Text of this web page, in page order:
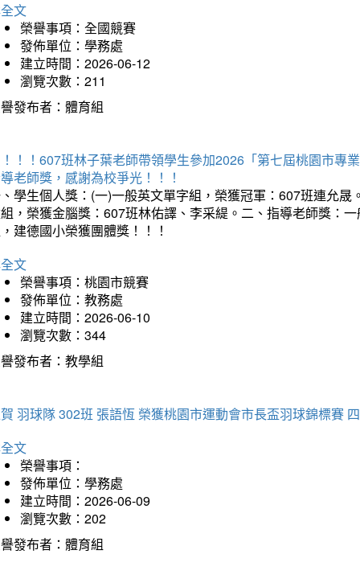
文
榮譽事項：全國競賽
發佈單位：學務處
建立時間：2026-06-12
瀏覽次數：211
發布者：體育組
！！607班林子葉老師帶領學生參加2026「第七屆桃園市專
老師獎，感謝為校爭光！！！
學生個人獎：(一)一般英文單字組，榮獲冠軍：607班連允
，榮獲金腦獎：607班林佑譯、李采緹。二、指導老師獎：
建德國小榮獲團體獎！！！
文
榮譽事項：桃園市競賽
發佈單位：教務處
建立時間：2026-06-10
瀏覽次數：344
發布者：教學組
羽球隊 302班 張語恆 榮獲桃園市運動會市長盃羽球錦標賽
文
榮譽事項：
發佈單位：學務處
建立時間：2026-06-09
瀏覽次數：202
發布者：體育組